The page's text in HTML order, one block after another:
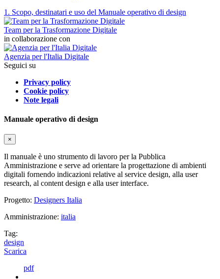
1. Scopo, destinatari e uso del Manuale operativo di design
Team per la Trasformazione Digitale
in collaborazione con
Agenzia per l'Italia Digitale
Seguici su
Privacy policy
Cookie policy
Note legali
Manuale operativo di design
×
Il manuale è uno strumento di lavoro per la Pubblica
Amministrazione e serve ad orientare la progettazione di ambienti
digitali fornendo indicazioni relative al service design, alla user
research, al content design e alla user interface.
Progetto: Designers Italia
Amministrazione: italia
Tag:
design
Scarica
pdf